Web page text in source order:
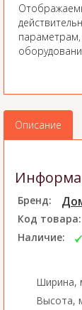
Описание
Бренд:
Код товара:
Наличие:
Ширина,
Высота,